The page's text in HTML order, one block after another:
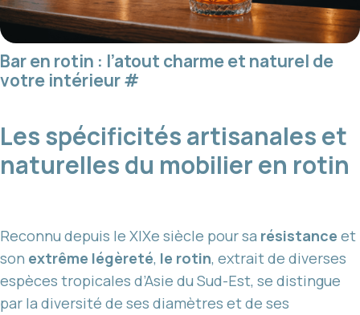
Bar en rotin : l’atout charme et naturel de
votre intérieur#
Les spécificités artisanales et
naturelles du mobilier en rotin
Reconnu depuis le XIXe siècle pour sa résistance et
son extrême légèreté, le rotin, extrait de diverses
espèces tropicales d’Asie du Sud-Est, se distingue
par la diversité de ses diamètres et de ses